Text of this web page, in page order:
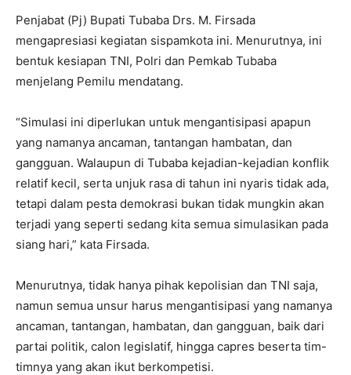
Penjabat (Pj) Bupati Tubaba Drs. M. Firsada
mengapresiasi kegiatan sispamkota ini. Menurutnya, ini
bentuk kesiapan TNI, Polri dan Pemkab Tubaba
menjelang Pemilu mendatang.
“Simulasi ini diperlukan untuk mengantisipasi apapun
yang namanya ancaman, tantangan hambatan, dan
gangguan. Walaupun di Tubaba kejadian-kejadian konflik
relatif kecil, serta unjuk rasa di tahun ini nyaris tidak ada,
tetapi dalam pesta demokrasi bukan tidak mungkin akan
terjadi yang seperti sedang kita semua simulasikan pada
siang hari,” kata Firsada.
Menurutnya, tidak hanya pihak kepolisian dan TNI saja,
namun semua unsur harus mengantisipasi yang namanya
ancaman, tantangan, hambatan, dan gangguan, baik dari
partai politik, calon legislatif, hingga capres beserta tim-
timnya yang akan ikut berkompetisi.